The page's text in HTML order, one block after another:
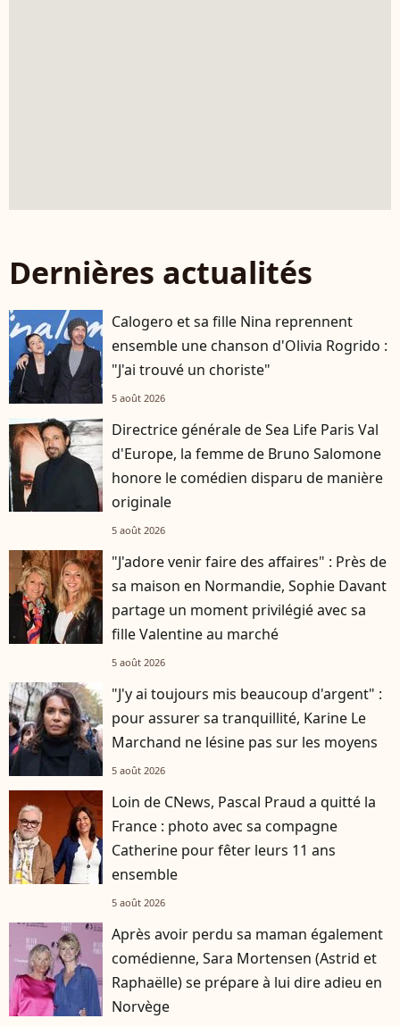
Dernières actualités
Calogero et sa fille Nina reprennent
ensemble une chanson d'Olivia Rogrido :
"J'ai trouvé un choriste"
5 août 2026
Directrice générale de Sea Life Paris Val
d'Europe, la femme de Bruno Salomone
honore le comédien disparu de manière
originale
5 août 2026
"J'adore venir faire des affaires" : Près de
sa maison en Normandie, Sophie Davant
partage un moment privilégié avec sa
fille Valentine au marché
5 août 2026
"J'y ai toujours mis beaucoup d'argent" :
pour assurer sa tranquillité, Karine Le
Marchand ne lésine pas sur les moyens
5 août 2026
Loin de CNews, Pascal Praud a quitté la
France : photo avec sa compagne
Catherine pour fêter leurs 11 ans
ensemble
5 août 2026
Après avoir perdu sa maman également
comédienne, Sara Mortensen (Astrid et
Raphaëlle) se prépare à lui dire adieu en
Norvège